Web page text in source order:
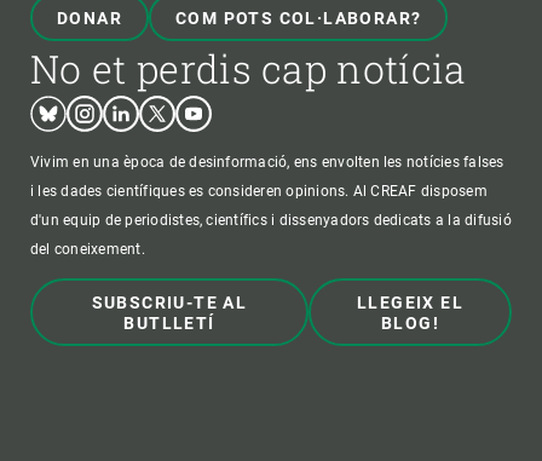
DONAR COM POTS COL·LABORAR?
No et perdis cap notícia
BlueskyInstagram
LinkedinTwitterYoutube
Vivim en una època de desinformació, ens envolten les notícies falses
i les dades científiques es consideren opinions. Al CREAF disposem
d'un equip de periodistes, científics i dissenyadors dedicats a la difusió
del coneixement.
SUBSCRIU-TE AL
BUTLLETÍ
LLEGEIX EL
BLOG!